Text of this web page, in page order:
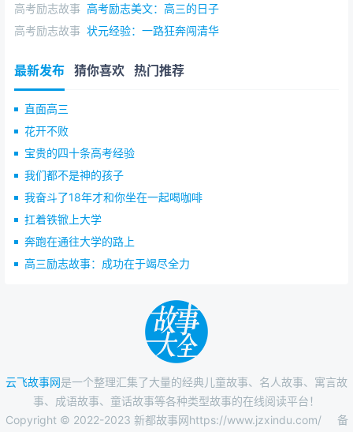
高考励志故事 高考励志美文：高三的日子
高考励志故事 状元经验：一路狂奔闯清华
最新发布 猜你喜欢 热门推荐
直面高三
花开不败
宝贵的四十条高考经验
我们都不是神的孩子
我奋斗了18年才和你坐在一起喝咖啡
扛着铁锨上大学
奔跑在通往大学的路上
高三励志故事：成功在于竭尽全力
云飞故事网是一个整理汇集了大量的经典儿童故事、名人故事、寓言故
事、成语故事、童话故事等各种类型故事的在线阅读平台！
Copyright © 2022-2023 新都故事网https://www.jzxindu.com/
备